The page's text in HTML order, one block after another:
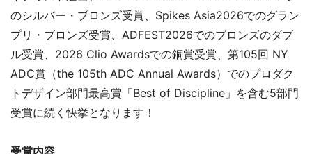
のシルバー・ブロンズ受賞、Spikes Asia2026でのグラン
プリ・ブロンズ受賞、ADFEST2026でのブロンズのダブ
ル受賞、2026 Clio Awardsでの銅賞受賞、第105回 NY
ADC賞（the 105th ADC Annual Awards）でのプロダク
トデザイン部門最高賞「Best of Discipline」を含む5部門
受賞に続く快挙となります！
受賞内容